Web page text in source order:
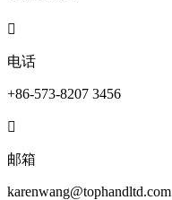

电话
+86-573-8207 3456

邮箱
karenwang@tophandltd.com